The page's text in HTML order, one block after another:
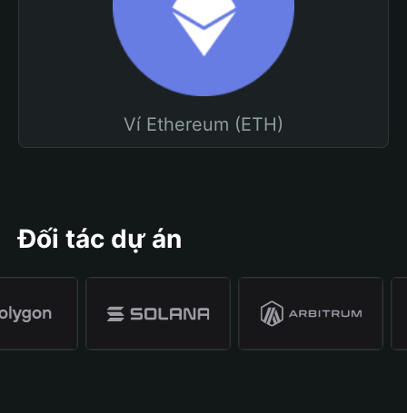
Ví Ethereum (ETH)
Đối tác dự án